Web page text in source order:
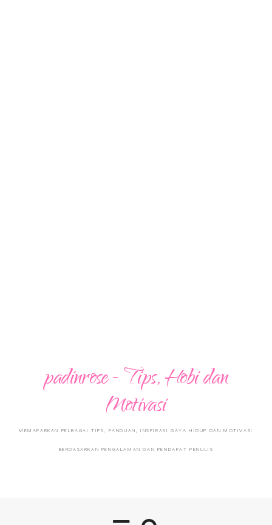
padinrose - Tips, Hobi dan
Motivasi
MEMAPARKAN PELBAGAI TIPS, PANDUAN, INSPIRASI GAYA HIDUP DAN MOTIVASI
BERDASARKAN PENGALAMAN DAN PENDAPAT PENULIS